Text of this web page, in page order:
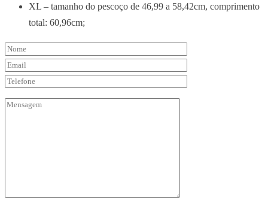
XL – tamanho do pescoço de 46,99 a 58,42cm, comprimento
total: 60,96cm;